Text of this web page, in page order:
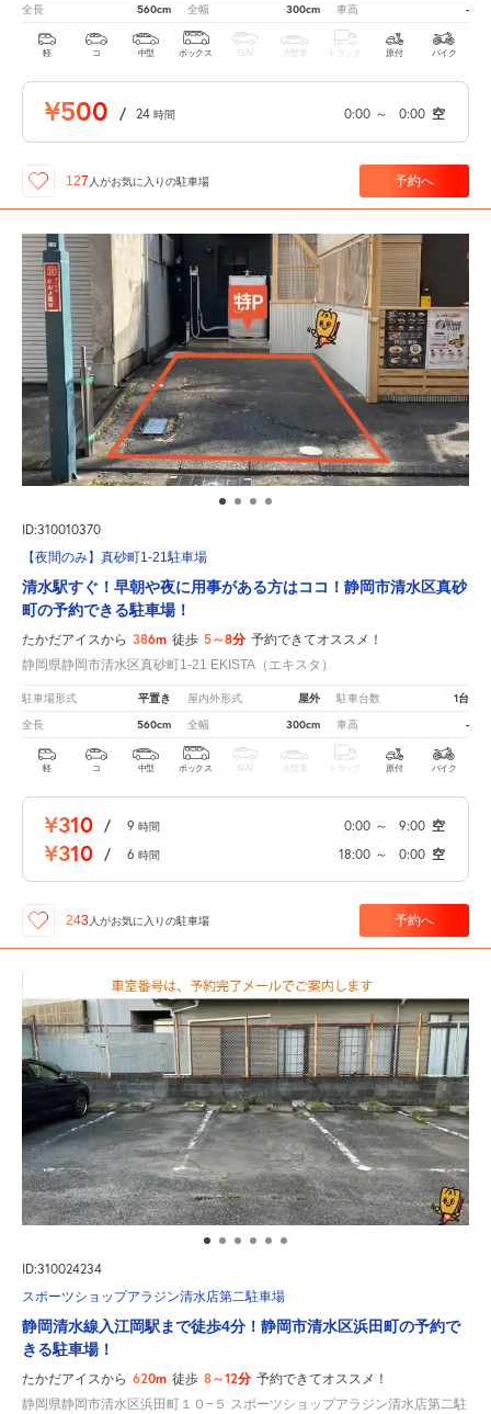
全長 560cm 全幅 300cm 車高 -
軽 コ 中型 ボックス SUV 大型車 トラック 原付 バイク
¥500 / 24 時間 0:00 ～ 0:00 空
127 人がお気に入りの駐車場 予約へ
ID:310010370
【夜間のみ】真砂町1-21駐車場
清水駅すぐ！早朝や夜に用事がある方はココ！静岡市清水区真砂
町の予約できる駐車場！
たかだアイスから 386m 徒歩 5～8分 予約できてオススメ！
静岡県静岡市清水区真砂町1-21 EKISTA（エキスタ）
駐車場形式 平置き 屋内外形式 屋外 駐車台数 1台
全長 560cm 全幅 300cm 車高 -
軽 コ 中型 ボックス SUV 大型車 トラック 原付 バイク
¥310 / 9 時間 0:00 ～ 9:00 空
¥310 / 6 時間 18:00 ～ 0:00 空
243 人がお気に入りの駐車場 予約へ
ID:310024234
スポーツショップアラジン清水店第二駐車場
静岡清水線入江岡駅まで徒歩4分！静岡市清水区浜田町の予約で
きる駐車場！
たかだアイスから 620m 徒歩 8～12分 予約できてオススメ！
静岡県静岡市清水区浜田町１０−５ スポーツショップアラジン清水店第二駐